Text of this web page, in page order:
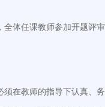
体任课教师参加开题评
在教师的指导下认真、